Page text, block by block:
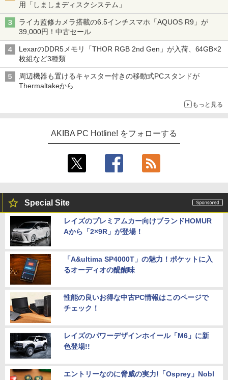
用「しましまディスクシステム」
ライカ監修カメラ搭載の6.5インチスマホ「AQUOS R9」が
39,000円！中古セール
LexarのDDR5メモリ「THOR RGB 2nd Gen」が入荷、64GB×2
枚組など3種類
周辺機器も置けるキャスター付きの移動式PCスタンドが
Thermaltakeから
もっと見る
AKIBA PC Hotline! をフォローする
Special Site
レイズのプレミアムカー向けブランドHOMUR
Aから「2×9R」が登場！
「A&ultima SP4000T」の魅力！ポケットに入
るオーディオの醍醐味
性能の良いお得な中古PC情報はこのページで
チェック！
レイズのパワーデザインホイール「M6」に新
色登場!!
エントリーなのに脅威の実力!「Osprey」Nobl